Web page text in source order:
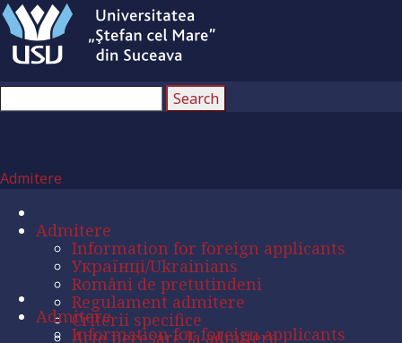
Admitere
Admitere
Information for foreign applicants
Українці/Ukrainians
Români de pretutindeni
Regulament admitere
Criterii specifice
Acte necesare la admitere
Admitere
Information for foreign applicants